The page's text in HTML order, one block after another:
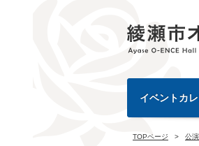
イベントカ
TOPページ 公